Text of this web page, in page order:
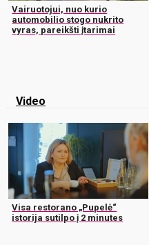
Vairuotojui, nuo kurio
automobilio stogo nukrito
vyras, pareikšti įtarimai
Video
Visa restorano „Pupelė“
istorija sutilpo į 2 minutes